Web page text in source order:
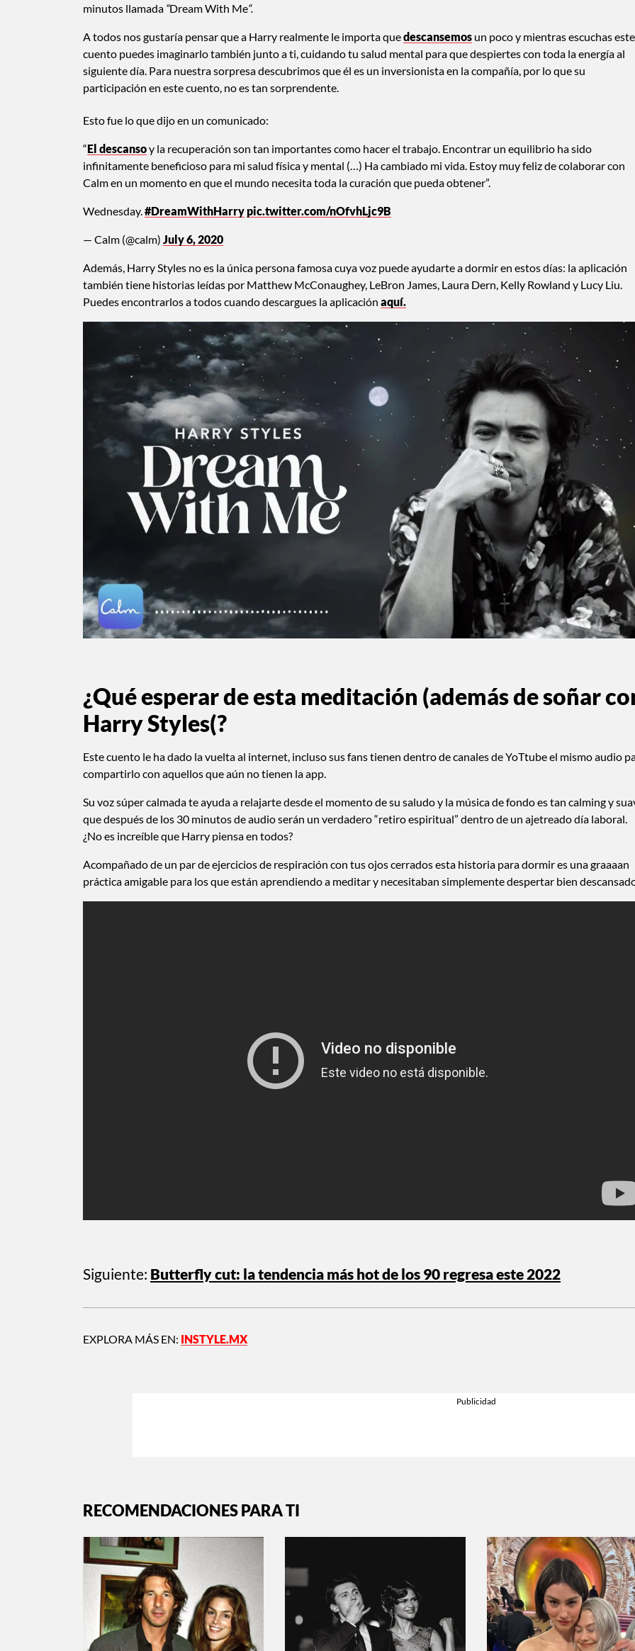
minutos llamada “Dream With Me“.
A todos nos gustaría pensar que a Harry realmente le importa quedescansemos un poco y mientras escuchas este
cuento puedes imaginarlo también junto a ti, cuidando tu salud mental para que despiertes con toda la energía al
siguiente día. Para nuestra sorpresa descubrimos que él es un inversionista en la compañía, por lo que su
participación en este cuento, no es tan sorprendente.
Esto fue lo que dijo en un comunicado:
“El descansoy la recuperación son tan importantes como hacer el trabajo. Encontrar un equilibrio ha sido
infinitamente beneficioso para mi salud física y mental (…) Ha cambiado mi vida. Estoy muy feliz de colaborar con
Calm en un momento en que el mundo necesita toda la curación que pueda obtener”.
Wednesday.#DreamWithHarry pic.twitter.com/nOfvhLjc9B
— Calm (@calm) July 6, 2020
Además, Harry Styles no es la única persona famosa cuya voz puede ayudarte a dormir en estos días: la aplicación
también tiene historias leídas por Matthew McConaughey, LeBron James, Laura Dern, Kelly Rowland y Lucy Liu.
Puedes encontrarlos a todos cuando descargues la aplicación aquí.
¿Qué esperar de esta meditación (además de soñar
Harry Styles(?
Este cuento le ha dado la vuelta al internet, incluso sus fans tienen dentro de canales de YoTtube el mismo audio
compartirlo con aquellos que aún no tienen la app.
Su voz súper calmada te ayuda a relajarte desde el momento de su saludo y la música de fondo es tan calming y
que después de los 30 minutos de audio serán un verdadero “retiro espiritual” dentro de un ajetreado día laboral.
¿No es increíble que Harry piensa en todos?
Acompañado de un par de ejercicios de respiración con tus ojos cerrados esta historia para dormir es una graaaan
práctica amigable para los que están aprendiendo a meditar y necesitaban simplemente despertar bien
Siguiente: Butterfly cut: la tendencia más hot de los 90 regresa este 2022
EXPLORA MÁS EN: INSTYLE.MX
RECOMENDACIONES PARA TI